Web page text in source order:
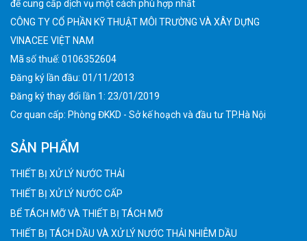
để cung cấp dịch vụ một cách phù hợp nhất
CÔNG TY CỔ PHẦN KỸ THUẬT MÔI TRƯỜNG VÀ XÂY DỰNG
VINACEE VIỆT NAM
Mã số thuế: 0106352604
Đăng ký lần đầu: 01/11/2013
Đăng ký thay đổi lần 1: 23/01/2019
Cơ quan cấp: Phòng ĐKKD - Sở kế hoạch và đầu tư TP.Hà Nội
SẢN PHẨM
THIẾT BỊ XỬ LÝ NƯỚC THẢI
THIẾT BỊ XỬ LÝ NƯỚC CẤP
BỂ TÁCH MỠ VÀ THIẾT BỊ TÁCH MỠ
THIẾT BỊ TÁCH DẦU VÀ XỬ LÝ NƯỚC THẢI NHIỄM DẦU